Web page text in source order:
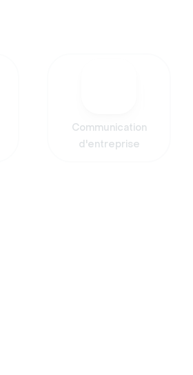
Communication
d'entreprise